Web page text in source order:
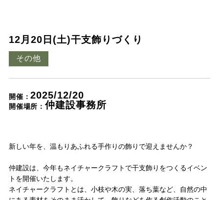
HOME
注文住宅
Nat's 提案型住宅
re:tsumugi マンションリノベ
不動産/土地・物件情報
12月20日(土)干支飾りづくり
その他
開催：2025/12/20
開催場所：仲建設事務所
新しい年を、温もりあふれる手作りの飾りで迎えませんか？
仲建設は、今年もネイチャークラフトで干支飾りをつくるイベン
トを開催いたします。
ネイチャークラフトとは、小枝や木の実、落ち葉など、自然の中